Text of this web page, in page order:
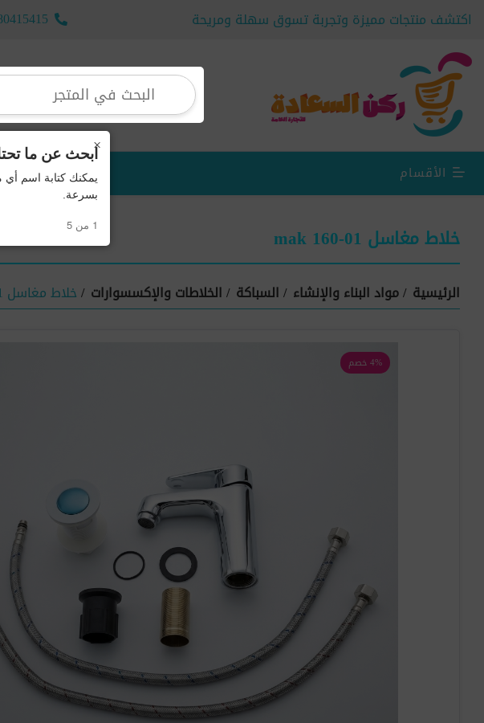
اكتشف منتجات مميزة وتجربة تسوق سهلة ومريحة
الأقسام
خلاط مغاسل mak 160-01
الرئيسية /مواد البناء والإنشاء /السباكة /الخلاطات والإكسسوارات /خلاط مغاسل mak 160-01
4% خصم
×ابحث عن ما
يمكنك كتابة اسم أي
بسرعة.
1 من 5